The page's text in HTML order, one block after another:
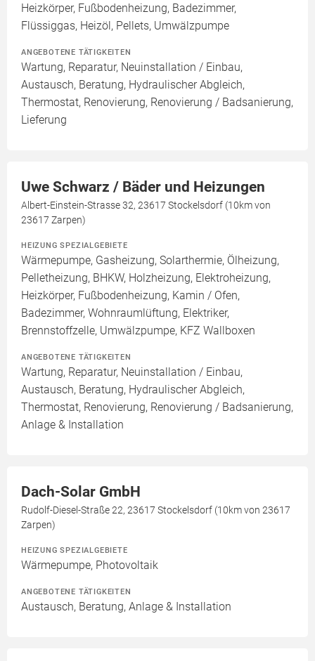
Heizkörper, Fußbodenheizung, Badezimmer,
Flüssiggas, Heizöl, Pellets, Umwälzpumpe
ANGEBOTENE TÄTIGKEITEN
Wartung, Reparatur, Neuinstallation / Einbau,
Austausch, Beratung, Hydraulischer Abgleich,
Thermostat, Renovierung, Renovierung / Badsanierung,
Lieferung
Uwe Schwarz / Bäder und Heizungen
Albert-Einstein-Strasse 32, 23617 Stockelsdorf (10km von
23617 Zarpen)
HEIZUNG SPEZIALGEBIETE
Wärmepumpe, Gasheizung, Solarthermie, Ölheizung,
Pelletheizung, BHKW, Holzheizung, Elektroheizung,
Heizkörper, Fußbodenheizung, Kamin / Ofen,
Badezimmer, Wohnraumlüftung, Elektriker,
Brennstoffzelle, Umwälzpumpe, KFZ Wallboxen
ANGEBOTENE TÄTIGKEITEN
Wartung, Reparatur, Neuinstallation / Einbau,
Austausch, Beratung, Hydraulischer Abgleich,
Thermostat, Renovierung, Renovierung / Badsanierung,
Anlage & Installation
Dach-Solar GmbH
Rudolf-Diesel-Straße 22, 23617 Stockelsdorf (10km von 23617
Zarpen)
HEIZUNG SPEZIALGEBIETE
Wärmepumpe, Photovoltaik
ANGEBOTENE TÄTIGKEITEN
Austausch, Beratung, Anlage & Installation